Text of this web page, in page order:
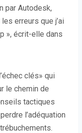
s
u
n
o
u
v
e
l
par Autodesk,
erreurs que j’ai
», écrit-elle dans
clés» qui
le chemin de
tactiques
l’adéquation